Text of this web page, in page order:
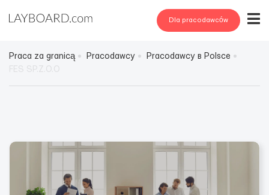
Dla pracodawców
Praca za granicą Pracodawcy
Pracodawcy в Polsce